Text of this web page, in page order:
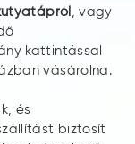
, vagy
kattintással
vásárolna.
és
biztosít